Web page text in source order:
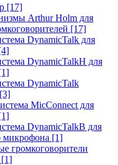
[17]
Arthur Holm для
[17]
DynamicTalk для
DynamicTalkH для
DynamicTalk
[3]
MicConnect для
DynamicTalkB для
микрофона [1]
громкоговорители
[1]